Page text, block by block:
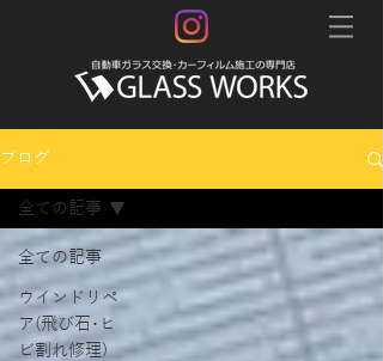
ブログ
全ての記事
ウインドリペ
ア(飛び石･ヒ
ビ割れ修理)
全ての記事